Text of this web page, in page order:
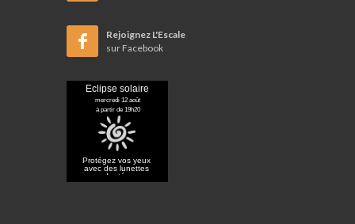
Rejoignez L'Escale
sur Facebook